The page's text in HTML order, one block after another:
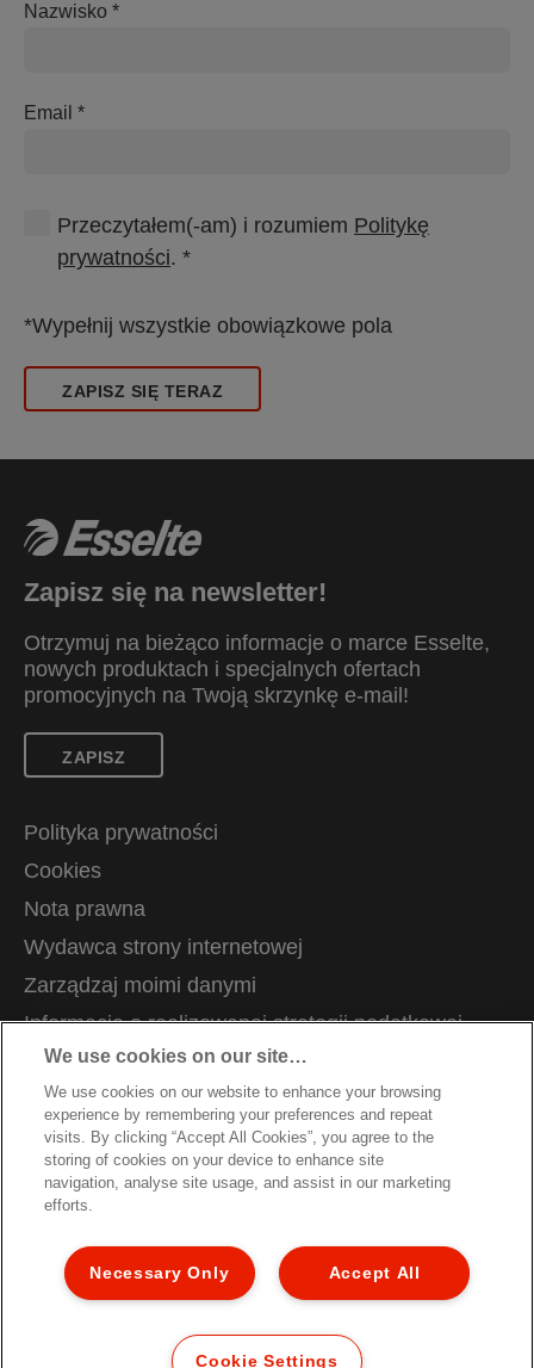
Nazwisko
Email
Przeczytałem(-am) i rozumiem Politykę
prywatności. *
*Wypełnij wszystkie obowiązkowe pola
ZAPISZ SIĘ TERAZ
Zapisz się na newsletter!
Otrzymuj na bieżąco informacje o marce Esselte,
nowych produktach i specjalnych ofertach
promocyjnych na Twoją skrzynkę e-mail!
ZAPISZ
Polityka prywatności
Cookies
Nota prawna
Wydawca strony internetowej
Zarządzaj moimi danymi
Informacja o realizowanej strategii podatkowej
Wsparcie klienta
Kariera
Wytyczne dotyczące recyklingu opakowań
Warunki gwarancji
Certyfikat zgodności
Ogólne warunki sprzedaży i współpracy
Mapa strony
© 2026 ACCO Brands. All Rights Reserved.
We use cookies on our site…
We use cookies on our website to enhance your browsing
experience by remembering your preferences and repeat
visits. By clicking “Accept All Cookies”, you agree to the
storing of cookies on your device to enhance site
navigation, analyse site usage, and assist in our marketing
efforts.
Accept All
Necessary Only
Cookie Settings